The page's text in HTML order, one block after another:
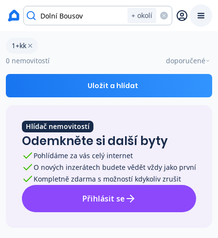
+ okolí
Prodat
Prodej s Reas.cz
Ceny prodaných nemovitostí
Okamžitý výkup
Přehled realitních makléřů
okres Mladá Boleslav
Byty 1+kk na prodej Dolní Bousov
1+kk
0 nemovitostí
doporučené
Uložit a hlídat
Hlídač nemovitostí
Odemkněte si další byty
Pohlídáme za vás celý internet
O nových inzerátech budete vědět vždy jako první
Kompletně zdarma s možností kdykoliv zrušit
Přihlásit se